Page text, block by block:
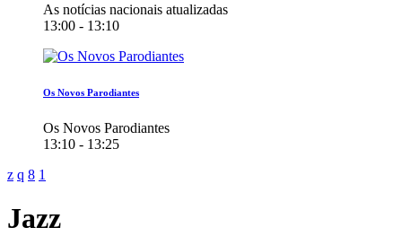
As notícias nacionais atualizadas
13:00 - 13:10
Os Novos Parodiantes
Os Novos Parodiantes
13:10 - 13:25
Jazz